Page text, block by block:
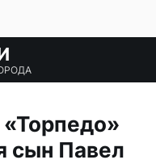
сын Павел